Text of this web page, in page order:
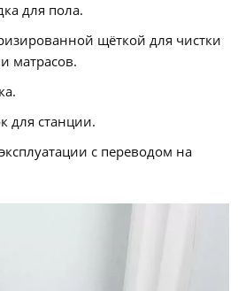
для пола.
щёткой для чистки
матрасов.
для станции.
с переводом на